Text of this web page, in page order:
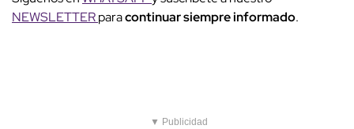
NEWSLETTERparacontinuar siempre informado.
▼ Publicidad